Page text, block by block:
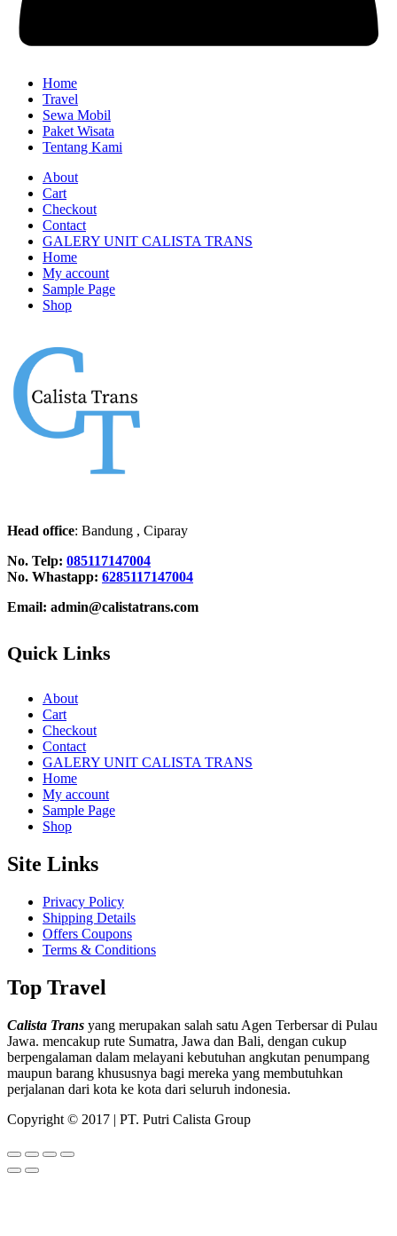
Home
Travel
Sewa Mobil
Paket Wisata
Tentang Kami
About
Cart
Checkout
Contact
GALERY UNIT CALISTA TRANS
Home
My account
Sample Page
Shop
Head office: Bandung , Ciparay
No. Telp: 085117147004
No. Whastapp: 6285117147004
Email: admin@calistatrans.com
Quick Links
About
Cart
Checkout
Contact
GALERY UNIT CALISTA TRANS
Home
My account
Sample Page
Shop
Site Links
Privacy Policy
Shipping Details
Offers Coupons
Terms & Conditions
Top Travel
Calista Trans yang merupakan salah satu Agen Terbersar di Pulau
Jawa. mencakup rute Sumatra, Jawa dan Bali, dengan cukup
berpengalaman dalam melayani kebutuhan angkutan penumpang
maupun barang khususnya bagi mereka yang membutuhkan
perjalanan dari kota ke kota dari seluruh indonesia.
Copyright © 2017 | PT. Putri Calista Group